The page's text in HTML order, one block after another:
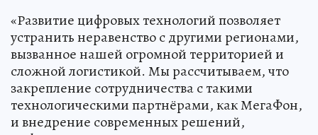
«Развитие цифровых технологий позволяет
устранить неравенство с другими регионами,
вызванное нашей огромной территорией и
сложной логистикой. Мы рассчитываем, что
закрепление сотрудничества с такими
технологическими партнёрами, как МегаФон,
и внедрение современных решений,